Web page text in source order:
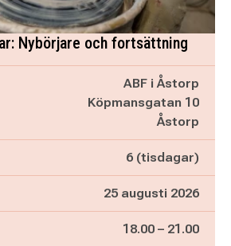
Nybörjare och fortsättning
ABF i Åstorp
Köpmansgatan 10
Åstorp
6 (tisdagar)
25 augusti 2026
Pågår mellan
18.00 – och
21.00